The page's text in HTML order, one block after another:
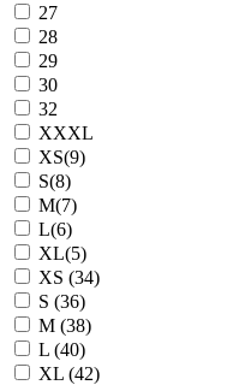
27
28
29
30
32
XXXL
XS(9)
S(8)
M(7)
L(6)
XL(5)
XS (34)
S (36)
M (38)
L (40)
XL (42)